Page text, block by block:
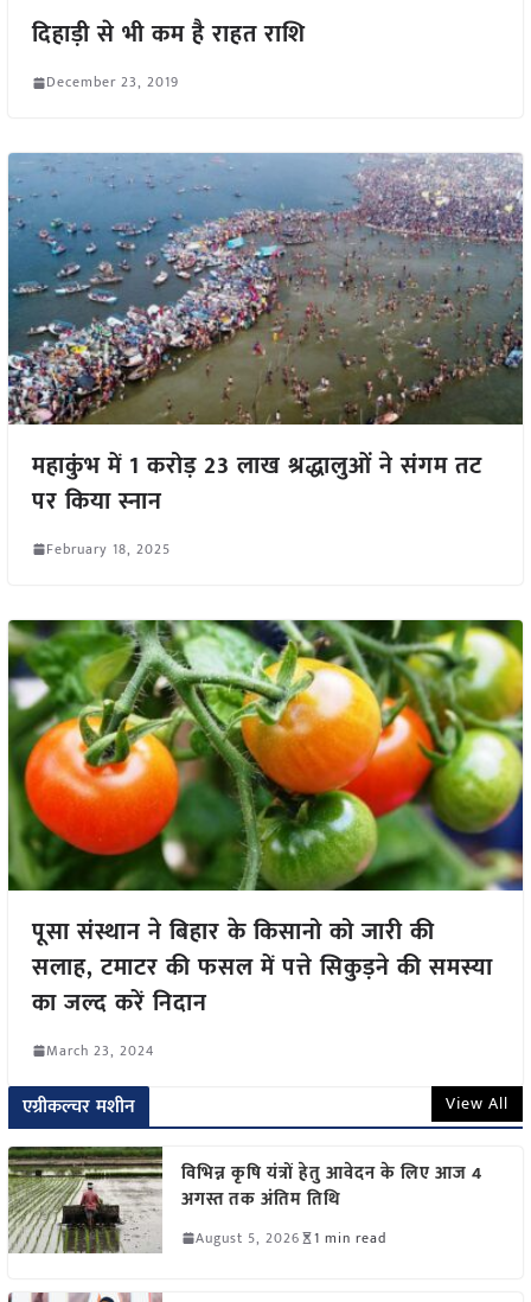
दिहाड़ी से भी कम है राहत राशि
December 23, 2019
महाकुंभ में 1 करोड़ 23 लाख श्रद्धालुओं ने संगम तट
पर किया स्नान
February 18, 2025
पूसा संस्थान ने बिहार के किसानो को जारी की
सलाह, टमाटर की फसल में पत्ते सिकुड़ने की समस्या
का जल्द करें निदान
March 23, 2024
एग्रीकल्चर मशीन View All
विभिन्न कृषि यंत्रों हेतु आवेदन के लिए आज 4
अगस्त तक अंतिम तिथि
August 5, 2026 1 min read